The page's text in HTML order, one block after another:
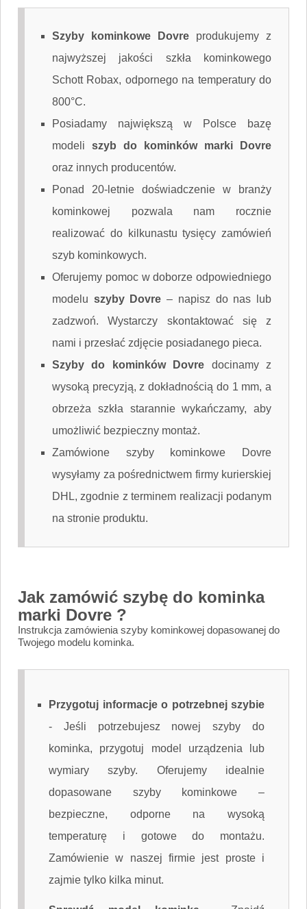
Szyby kominkowe Dovre produkujemy z
najwyższej jakości szkła kominkowego
Schott Robax, odpornego na temperatury do
800°C.
Posiadamy największą w Polsce bazę
modeli szyb do kominków marki Dovre
oraz innych producentów.
Ponad 20-letnie doświadczenie w branży
kominkowej pozwala nam rocznie
realizować do kilkunastu tysięcy zamówień
szyb kominkowych.
Oferujemy pomoc w doborze odpowiedniego
modelu szyby Dovre – napisz do nas lub
zadzwoń. Wystarczy skontaktować się z
nami i przesłać zdjęcie posiadanego pieca.
Szyby do kominków Dovre docinamy z
wysoką precyzją, z dokładnością do 1 mm, a
obrzeża szkła starannie wykańczamy, aby
umożliwić bezpieczny montaż.
Zamówione szyby kominkowe Dovre
wysyłamy za pośrednictwem firmy kurierskiej
DHL, zgodnie z terminem realizacji podanym
na stronie produktu.
Jak zamówić szybę do kominka
marki Dovre ?
Instrukcja zamówienia szyby kominkowej dopasowanej do
Twojego modelu kominka.
Przygotuj informacje o potrzebnej szybie
- Jeśli potrzebujesz nowej szyby do
kominka, przygotuj model urządzenia lub
wymiary szyby. Oferujemy idealnie
dopasowane szyby kominkowe –
bezpieczne, odporne na wysoką
temperaturę i gotowe do montażu.
Zamówienie w naszej firmie jest proste i
zajmie tylko kilka minut.